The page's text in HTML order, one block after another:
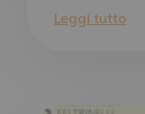
Leggi tutto